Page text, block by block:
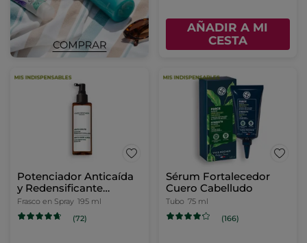
AÑADIR A MI
CESTA
Potenciador Anticaída
y Redensificante
Capilar
Frasco en Spray 195 ml
(72)
Sérum Fortalecedor
Cuero Cabelludo
Tubo 75 ml
(166)